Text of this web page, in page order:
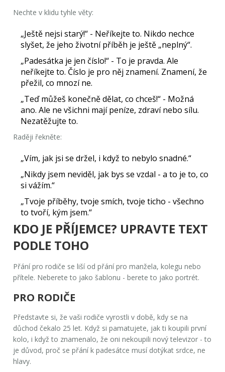
Nechte v klidu tyhle věty:
„Ještě nejsi starý!“ - Neříkejte to. Nikdo nechce
slyšet, že jeho životní příběh je ještě „neplný“.
„Padesátka je jen číslo!“ - To je pravda. Ale
neříkejte to. Číslo je pro něj znamení. Znamení, že
přežil, co mnozí ne.
„Teď můžeš konečně dělat, co chceš!“ - Možná
ano. Ale ne všichni mají peníze, zdraví nebo sílu.
Nezatěžujte to.
Raději řekněte:
„Vím, jak jsi se držel, i když to nebylo snadné.“
„Nikdy jsem neviděl, jak bys se vzdal - a to je to, co
si vážím.“
„Tvoje příběhy, tvoje smích, tvoje ticho - všechno
to tvoří, kým jsem.“
KDO JE PŘÍJEMCE? UPRAVTE TEXT
PODLE TOHO
Přání pro rodiče se liší od přání pro manžela, kolegu nebo
přítele. Neberete to jako šablonu - berete to jako portrét.
PRO RODIČE
Představte si, že vaši rodiče vyrostli v době, kdy se na
důchod čekalo 25 let. Když si pamatujete, jak ti koupili první
kolo, i když to znamenalo, že oni nekoupili nový televizor - to
je důvod, proč se přání k padesátce musí dotýkat srdce, ne
hlavy.